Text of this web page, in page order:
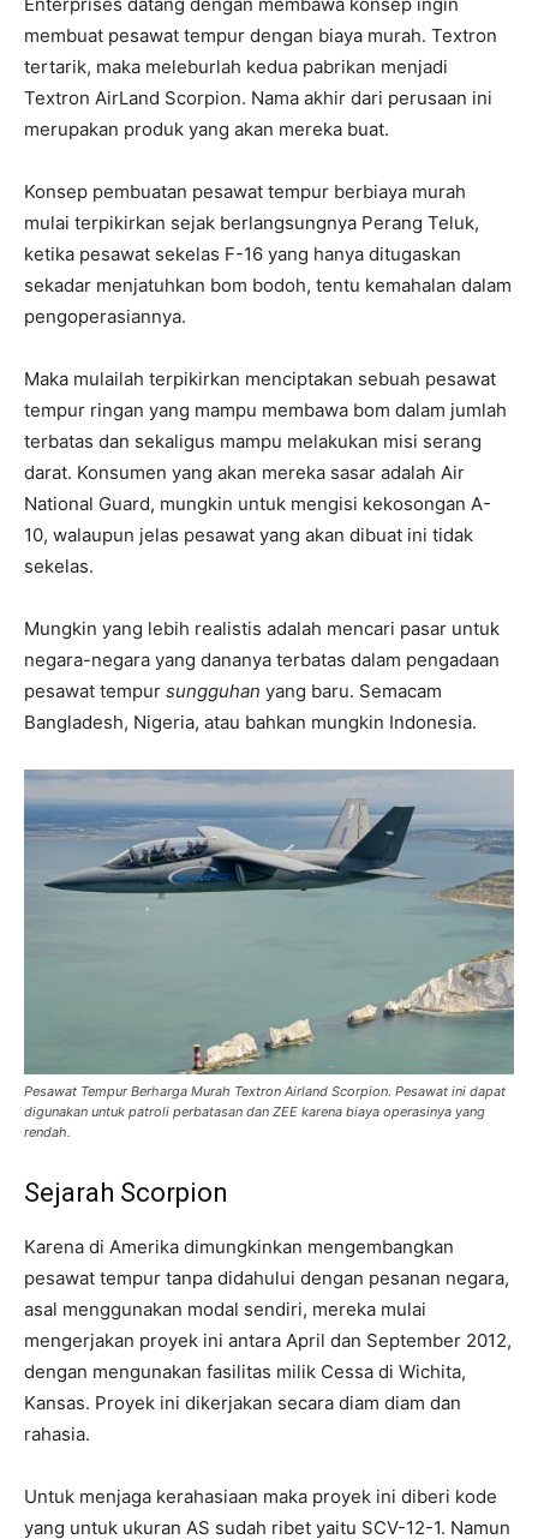
membuat pesawat tempur dengan biaya murah. Textron
tertarik, maka meleburlah kedua pabrikan menjadi
Textron AirLand Scorpion. Nama akhir dari perusaan ini
merupakan produk yang akan mereka buat.
Konsep pembuatan pesawat tempur berbiaya murah
mulai terpikirkan sejak berlangsungnya Perang Teluk,
ketika pesawat sekelas F-16 yang hanya ditugaskan
sekadar menjatuhkan bom bodoh, tentu kemahalan dalam
pengoperasiannya.
Maka mulailah terpikirkan menciptakan sebuah pesawat
tempur ringan yang mampu membawa bom dalam jumlah
terbatas dan sekaligus mampu melakukan misi serang
darat. Konsumen yang akan mereka sasar adalah Air
National Guard, mungkin untuk mengisi kekosongan A-
10, walaupun jelas pesawat yang akan dibuat ini tidak
sekelas.
Mungkin yang lebih realistis adalah mencari pasar untuk
negara-negara yang dananya terbatas dalam pengadaan
pesawat tempur sungguhan yang baru. Semacam
Bangladesh, Nigeria, atau bahkan mungkin Indonesia.
Pesawat Tempur Berharga Murah Textron Airland Scorpion. Pesawat ini dapat
digunakan untuk patroli perbatasan dan ZEE karena biaya operasinya yang
rendah.
Sejarah Scorpion
Karena di Amerika dimungkinkan mengembangkan
pesawat tempur tanpa didahului dengan pesanan negara,
asal menggunakan modal sendiri, mereka mulai
mengerjakan proyek ini antara April dan September 2012,
dengan mengunakan fasilitas milik Cessa di Wichita,
Kansas. Proyek ini dikerjakan secara diam diam dan
rahasia.
Untuk menjaga kerahasiaan maka proyek ini diberi kode
yang untuk ukuran AS sudah ribet yaitu SCV-12-1. Namun